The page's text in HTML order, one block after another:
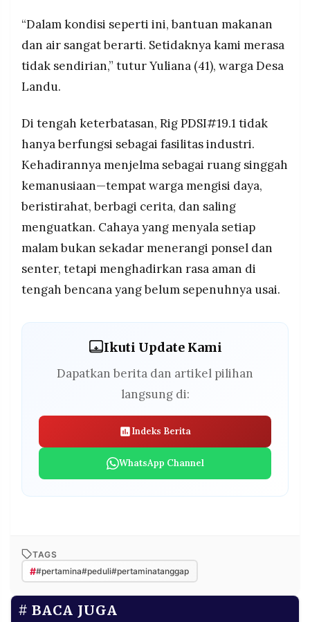
“Dalam kondisi seperti ini, bantuan makanan
dan air sangat berarti. Setidaknya kami merasa
tidak sendirian,” tutur Yuliana (41), warga Desa
Landu.
Di tengah keterbatasan, Rig PDSI#19.1 tidak
hanya berfungsi sebagai fasilitas industri.
Kehadirannya menjelma sebagai ruang singgah
kemanusiaan—tempat warga mengisi daya,
beristirahat, berbagi cerita, dan saling
menguatkan. Cahaya yang menyala setiap
malam bukan sekadar menerangi ponsel dan
senter, tetapi menghadirkan rasa aman di
tengah bencana yang belum sepenuhnya usai.
Ikuti Update Kami
Dapatkan berita dan artikel pilihan
langsung di:
Indeks Berita
WhatsApp Channel
TAGS
##pertamina#peduli#pertaminatanggap
BACA JUGA